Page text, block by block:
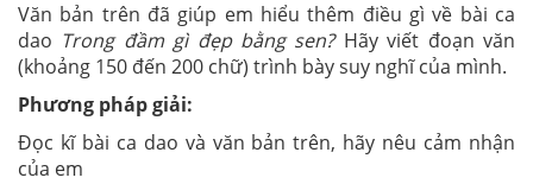
Văn bản trên đã giúp em hiểu thêm điều gì về bài ca
dao Trong đầm gì đẹp bằng sen? Hãy viết đoạn văn
(khoảng 150 đến 200 chữ) trình bày suy nghĩ của mình.
Phương pháp giải:
Đọc kĩ bài ca dao và văn bản trên, hãy nêu cảm nhận
của em